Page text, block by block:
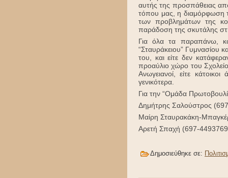
αυτής της προσπάθειας
τόπου μας, η διαμόρφωση
των προβλημάτων της
παράδοση της σκυτάλης
Για όλα τα παραπάνω,
“Σταυράκειου” Γυμνασίου
του, και είτε δεν
προαύλιο χώρο του
Ανωγειανοί, είτε
γενικότερα.
Για την “Ομάδα
Δημήτρης Σαλούστρος
Μαίρη Σταυρακάκη-
Αρετή Σπαχή (697-
Δημοσιεύθηκε σε: